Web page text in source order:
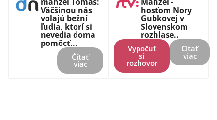
Väčšinou nás
volajú bežní
ľudia, ktorí si
nevedia doma
pomôcť...
Čítať
viac
hosťom Nory
Gubkovej v
Slovenskom
rozhlase..
Vypočuť
si
rozhovor
Čítať
viac